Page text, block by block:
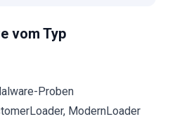
vom Typ
Proben
ModernLoader